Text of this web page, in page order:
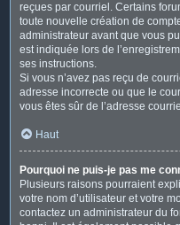
reçues par courriel. Certains
toute nouvelle création de
administrateur avant que vous
est indiquée lors de
ses instructions.
Si vous n’avez pas reçu de
adresse incorrecte ou que le
vous êtes sûr de l’adresse
Haut
Pourquoi ne puis-je pas me
Plusieurs raisons pourraient
votre nom d’utilisateur et votre
contactez un administrateur du